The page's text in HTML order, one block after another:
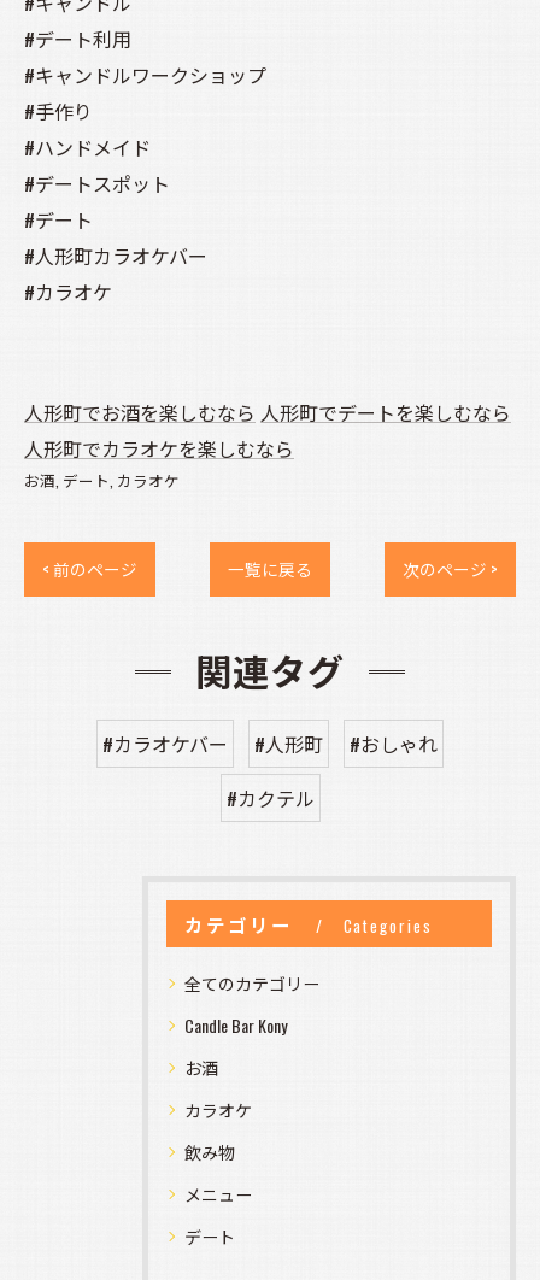
#デート利用
#キャンドルワークショップ
#手作り
#ハンドメイド
#デートスポット
#デート
#人形町カラオケバー
#カラオケ
人形町でお酒を楽しむなら 人形町でデートを楽しむなら
人形町でカラオケを楽しむなら
お酒 デート カラオケ
< 前のページ 一覧に戻る 次のページ >
関連タグ
#カラオケバー #人形町
#おしゃれ
#カクテル
カテゴリー Categories
全てのカテゴリー
Candle Bar Kony
お酒
カラオケ
飲み物
メニュー
デート